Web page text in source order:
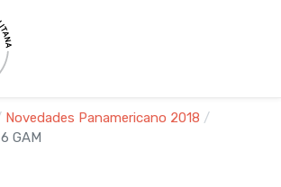
Novedades Panamericano 2018
GAM